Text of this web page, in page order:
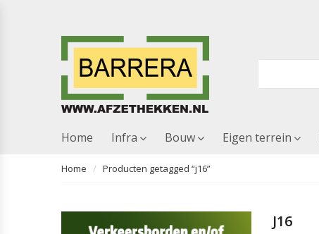
Home Infra Bouw Eigen terrein
Home Producten getagged “j16”
J16